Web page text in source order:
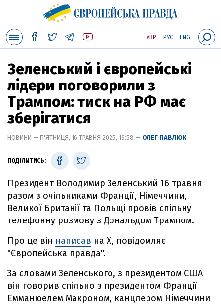
УКР РУС ENG
Зеленський і європейські
лідери поговорили з
Трампом: тиск на РФ має
зберігатися
НОВИНИ — П'ЯТНИЦЯ, 16 ТРАВНЯ 2025, 16:58 — ОЛЕГ ПАВЛЮК
ПОДІЛИТИСЬ:
Президент Володимир Зеленський 16 травня
разом з очільниками Франції, Німеччини,
Великої Британії та Польщі провів спільну
телефонну розмову з Дональдом Трампом.
Про це він написав на Х, повідомляє
"Європейська правда".
За словами Зеленського, з президентом США
він говорив спільно з президентом Франції
Емманюелем Макроном, канцлером Німеччини